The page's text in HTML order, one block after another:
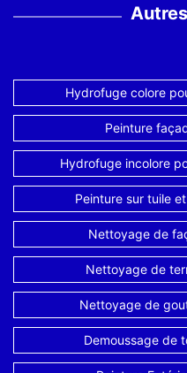
Hydrofuge colore
Peinture
Hydrofuge incolore
Peinture sur tuile
Nettoyage de
Nettoyage de
Nettoyage de
Demoussage de